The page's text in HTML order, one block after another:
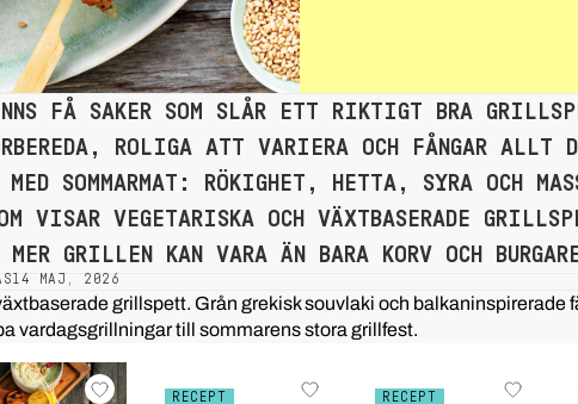
FÅ SAKER SOM SLÅR ETT RIKTIGT BRA
ROLIGA ATT VARIERA OCH FÅNGAR ALLT
MED SOMMARMAT: RÖKIGHET, HETTA, SYRA OCH
VISAR VEGETARISKA OCH VÄXTBASERADE
MER GRILLEN KAN VARA ÄN BARA KORV OCH
14 MAJ, 2026
grillspett. Grån grekisk souvlaki och
vardagsgrillningar till sommarens stora grillfest.
RECEPT RECEPT